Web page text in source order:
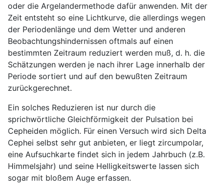
oder die Argelandermethode dafür anwenden. Mit der
Zeit entsteht so eine Lichtkurve, die allerdings wegen
der Periodenlänge und dem Wetter und anderen
Beobachtungshindernissen oftmals auf einen
bestimmten Zeitraum reduziert werden muß, d. h. die
Schätzungen werden je nach ihrer Lage innerhalb der
Periode sortiert und auf den bewußten Zeitraum
zurückgerechnet.
Ein solches Reduzieren ist nur durch die
sprichwörtliche Gleichförmigkeit der Pulsation bei
Cepheiden möglich. Für einen Versuch wird sich Delta
Cephei selbst sehr gut anbieten, er liegt zircumpolar,
eine Aufsuchkarte findet sich in jedem Jahrbuch (z.B.
Himmelsjahr) und seine Helligkeitswerte lassen sich
sogar mit bloßem Auge erfassen.